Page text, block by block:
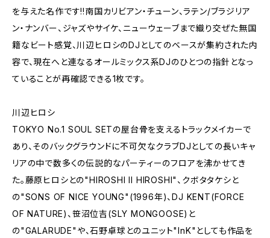
を与えた名作です!!南国カリビアン・チューン、ラテン/ブラジリア
ン・ナンバー、ジャズやサイケ、ニューウェーブまで織り交ぜた無国
籍なビート感覚、川辺ヒロシのDJとしてのベースが集約された内
容で、現在へと連なるオールミックス系DJのひとつの指針となっ
ていることが再確認できる1枚です。
川辺ヒロシ
TOKYO No.1 SOUL SETの屋台骨を支えるトラックメイカーで
あり、そのバックグラウンドに不可欠なクラブDJとしての長いキャ
リアの中で数多くの伝説的なパーティーのフロアを沸かせてき
た。藤原ヒロシとの"HIROSHI II HIROSHI"、クボタタケシと
の"SONS OF NICE YOUNG"(1996年)、DJ KENT(FORCE
OF NATURE)、笹沼位吉(SLY MONGOOSE)と
の"GALARUDE"や、石野卓球とのユニット"InK"としても作品を